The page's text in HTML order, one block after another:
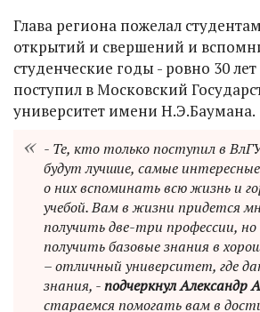
Глава региона пожелал
открытий и свершений и
студенческие годы - ровно 30
поступил в Московский
университет имени Н.Э.Баумана.
- Те, кто только поступил в
будут лучшие, самые
о них вспоминать всю жизнь и
учебой. Вам в жизни придется
получить две-три профессии,
получить базовые знания в
– отличный университет, где
знания, -подчеркнул Александр
стараемся помогать вам в